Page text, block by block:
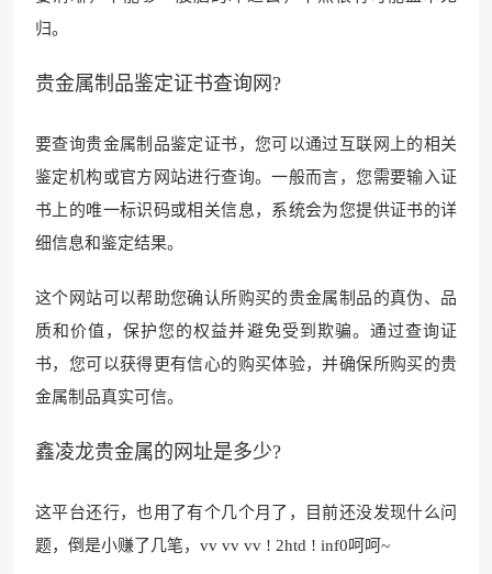
归。
贵金属制品鉴定证书查询网?
要查询贵金属制品鉴定证书，您可以通过互联网上的相关
鉴定机构或官方网站进行查询。一般而言，您需要输入证
书上的唯一标识码或相关信息，系统会为您提供证书的详
细信息和鉴定结果。
这个网站可以帮助您确认所购买的贵金属制品的真伪、品
质和价值，保护您的权益并避免受到欺骗。通过查询证
书，您可以获得更有信心的购买体验，并确保所购买的贵
金属制品真实可信。
鑫凌龙贵金属的网址是多少?
这平台还行，也用了有个几个月了，目前还没发现什么问
题，倒是小赚了几笔，vv vv vv ! 2htd ! inf0呵呵~